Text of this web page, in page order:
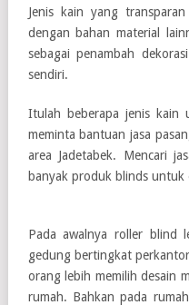
Jenis kain yang
dengan bahan material
sebagai penambah
sendiri.
Itulah beberapa jenis kain
meminta bantuan jasa
area Jadetabek. Mencari
banyak produk blinds untuk
Pada awalnya roller blind
gedung bertingkat
orang lebih memilih desain
rumah. Bahkan pada